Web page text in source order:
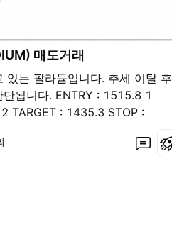
매도거래
있는 팔라듐입니다. 추세 이탈 후
됩니다. ENTRY : 1515.8 1
TARGET : 1435.3 STOP :